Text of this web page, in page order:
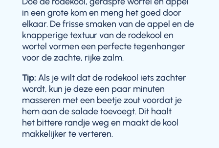
in een grote kom en meng het goed door
elkaar. De frisse smaken van de appel en de
knapperige textuur van de rodekool en
wortel vormen een perfecte tegenhanger
voor de zachte, rijke zalm.
Tip: Als je wilt dat de rodekool iets zachter
wordt, kun je deze een paar minuten
masseren met een beetje zout voordat je
hem aan de salade toevoegt. Dit haalt
het bittere randje weg en maakt de kool
makkelijker te verteren.